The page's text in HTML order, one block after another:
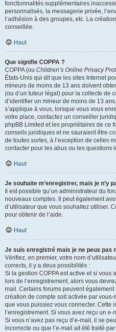
fonctionnalités supplémentaires
personnalisés, la messagerie privée,
l’adhésion à des groupes, etc. La
conseillée.
Haut
Que signifie COPPA ?
COPPA (ou Children’s Online Privacy
États-Unis qui dit que les sites Internet
mineurs de moins de 13 ans doivent
(ou d’un tuteur légal) pour la collecte de
d’identifier un mineur de moins de 13
s’applique à vous, lorsque vous vous
votre place, contactez un conseiller
phpBB Limited et les propriétaires de ce
conseils juridiques et ne sauraient être
de toutes sortes, à l’exception de celles
contacter pour les abus ou les questions
Haut
Je souhaite m’enregistrer, mais je n’y
Il est possible qu’un administrateur du
nouveaux comptes. Il peut également
d’utilisateur que vous souhaitez utiliser.
pour obtenir de l’aide.
Haut
Je suis enregistré mais je ne peux pas
Vérifiez, en premier, votre nom
corrects, il y a deux possibilités :
Si la gestion COPPA est active et si
lors de l’enregistrement, alors vous
mail. Certains forums peuvent
création de compte soit activée par
que vous puissiez vous connecter. Cette
l’enregistrement. Si vous avez reçu un
Si vous n’avez pas reçu d’e-mail, il se
incorrecte ou que l’e-mail ait été traité